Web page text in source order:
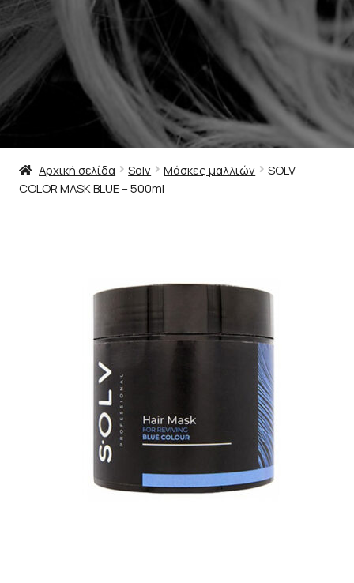
Αρχική σελίδα Solv Μάσκες μαλλιών
SOLV
COLOR MASK BLUE – 500ml